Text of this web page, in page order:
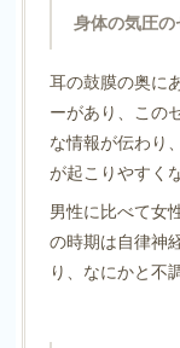
身体の気圧
耳の鼓膜の奥に
ーがあり、この
な情報が伝わり
が起こりやすく
男性に比べて女
の時期は自律神
り、なにかと不